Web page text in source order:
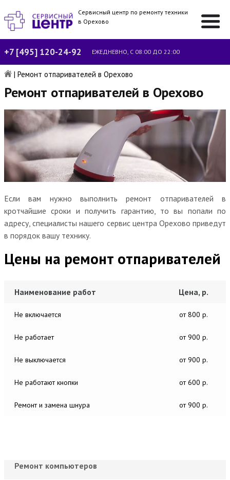
Сервисный центр по ремонту техники
в Орехово
+7 [495] 120-24-92 ЕЖЕДНЕВНО, С 08:00 ДО 22:00
| Ремонт отпаривателей в Орехово
Ремонт отпаривателей в Орехово
Если вам нужно выполнить ремонт отпаривателей в
кротчайшие сроки и получить гарантию, то вы попали по
адресу, специалисты нашего сервис центра Орехово приведут
в порядок вашу технику.
Цены на ремонт отпаривателей
Наименование работ Цена, р.
Не включается от 800 р.
Не работает от 900 р.
Не выключается от 900 р.
Не работают кнопки от 600 р.
Ремонт и замена шнура от 900 р.
Ремонт компьютеров